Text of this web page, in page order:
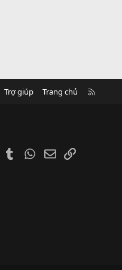
Trợ giúp Trang chủ
PinterestTumblrWhatsApp
EmailLink